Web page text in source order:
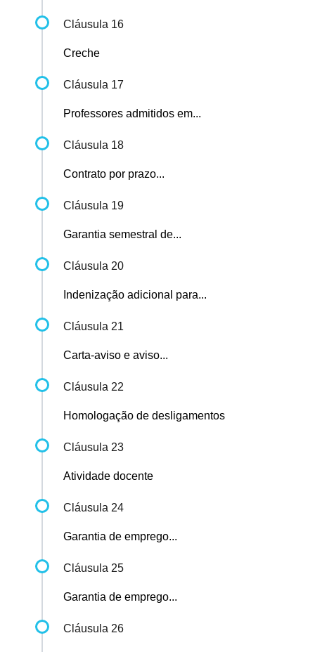
Cláusula 16
Creche
Cláusula 17
Professores admitidos em...
Cláusula 18
Contrato por prazo...
Cláusula 19
Garantia semestral de...
Cláusula 20
Indenização adicional para...
Cláusula 21
Carta-aviso e aviso...
Cláusula 22
Homologação de desligamentos
Cláusula 23
Atividade docente
Cláusula 24
Garantia de emprego...
Cláusula 25
Garantia de emprego...
Cláusula 26